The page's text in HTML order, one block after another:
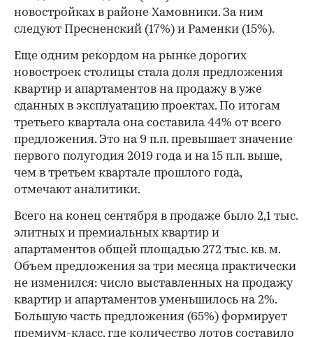
новостройках в районе Хамовники. За ним
следуют Пресненский (17%) и Раменки (15%).
Еще одним рекордом на рынке дорогих
новостроек столицы стала доля предложения
квартир и апартаментов на продажу в уже
сданных в эксплуатацию проектах. По итогам
третьего квартала она составила 44% от всего
предложения. Это на 9 п.п. превышает значение
первого полугодия 2019 года и на 15 п.п. выше,
чем в третьем квартале прошлого года,
отмечают аналитики.
Всего на конец сентября в продаже было 2,1 тыс.
элитных и премиальных квартир и
апартаментов общей площадью 272 тыс. кв. м.
Объем предложения за три месяца практически
не изменился: число выставленных на продажу
квартир и апартаментов уменьшилось на 2%.
Большую часть предложения (65%) формирует
премиум-класс, где количество лотов составило